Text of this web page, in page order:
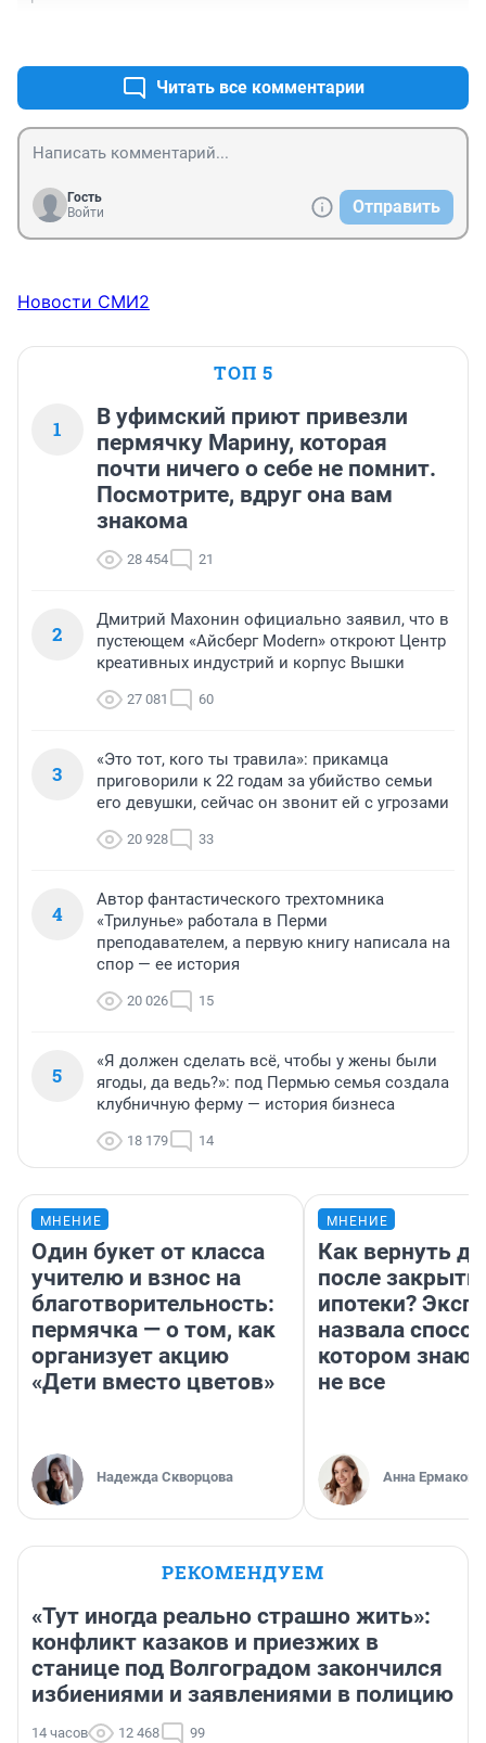
Читать все комментарии
Гость
Войти
Отправить
Новости СМИ2
ТОП 5
1
В уфимский приют привезли
пермячку Марину, которая
почти ничего о себе не помнит.
Посмотрите, вдруг она вам
знакома
28 454 21
2
Дмитрий Махонин официально заявил, что в
пустеющем «Айсберг Modern» откроют Центр
креативных индустрий и корпус Вышки
27 081 60
3
«Это тот, кого ты травила»: прикамца
приговорили к 22 годам за убийство семьи
его девушки, сейчас он звонит ей с угрозами
20 928 33
4
Автор фантастического трехтомника
«Трилунье» работала в Перми
преподавателем, а первую книгу написала на
спор — ее история
20 026 15
5
«Я должен сделать всё, чтобы у жены были
ягоды, да ведь?»: под Пермью семья создала
клубничную ферму — история бизнеса
18 179 14
МНЕНИЕ
Один букет от класса
учителю и взнос на
благотворительность:
пермячка — о том, как
организует акцию
«Дети вместо цветов»
Надежда Скворцова
МНЕНИЕ
Как вернуть
после
ипотеки?
назвала
котором
не все
Анна Ермакова
РЕКОМЕНДУЕМ
«Тут иногда реально страшно жить»:
конфликт казаков и приезжих в
станице под Волгоградом закончился
избиениями и заявлениями в полицию
14 часов 12 468 99